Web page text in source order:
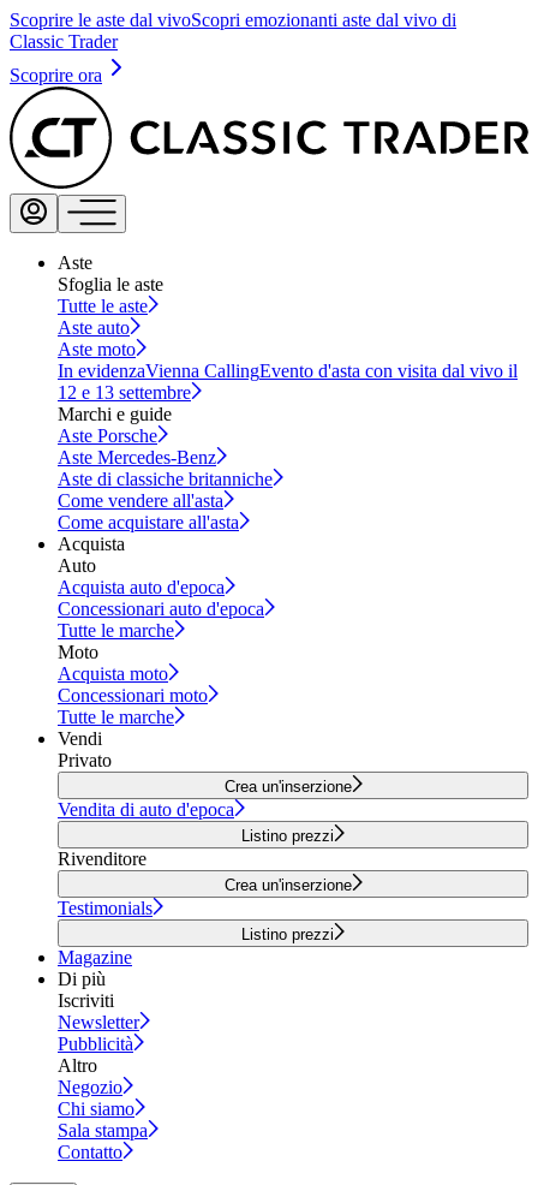
Scoprire le aste dal vivoScopri emozionanti aste dal vivo di
Classic Trader
Scoprire ora
Aste
Sfoglia le aste
Tutte le aste
Aste auto
Aste moto
In evidenzaVienna CallingEvento d'asta con visita dal vivo il
12 e 13 settembre
Marchi e guide
Aste Porsche
Aste Mercedes-Benz
Aste di classiche britanniche
Come vendere all'asta
Come acquistare all'asta
Acquista
Auto
Acquista auto d'epoca
Concessionari auto d'epoca
Tutte le marche
Moto
Acquista moto
Concessionari moto
Tutte le marche
Vendi
Privato
Crea un'inserzione
Vendita di auto d'epoca
Listino prezzi
Rivenditore
Crea un'inserzione
Testimonials
Listino prezzi
Magazine
Di più
Iscriviti
Newsletter
Pubblicità
Altro
Negozio
Chi siamo
Sala stampa
Contatto